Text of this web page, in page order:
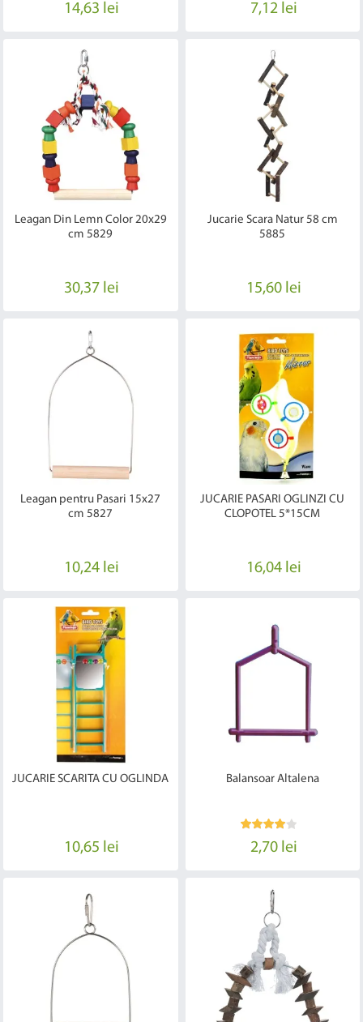
14,63 lei 7,12 lei
Leagan Din Lemn Color 20x29
cm 5829
30,37 lei
Jucarie Scara Natur 58 cm
5885
15,60 lei
Leagan pentru Pasari 15x27
cm 5827
10,24 lei
JUCARIE PASARI OGLINZI CU
CLOPOTEL 5*15CM
16,04 lei
JUCARIE SCARITA CU OGLINDA
10,65 lei
Balansoar Altalena
2,70 lei